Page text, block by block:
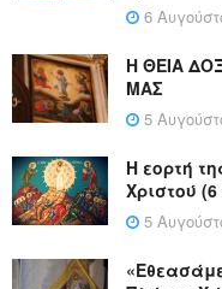
6
Η ΘΕΙΑ
ΜΑΣ
5
Η εορτή
Χριστού
5